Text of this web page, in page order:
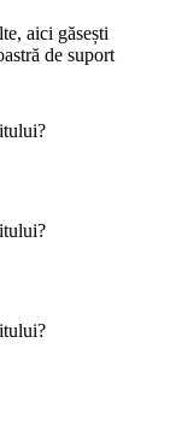
aici găsești
de suport